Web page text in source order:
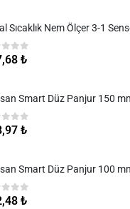
Sıcaklık Nem Ölçer 3-1
₺
Smart Düz Panjur 150
₺
Smart Düz Panjur 100
₺